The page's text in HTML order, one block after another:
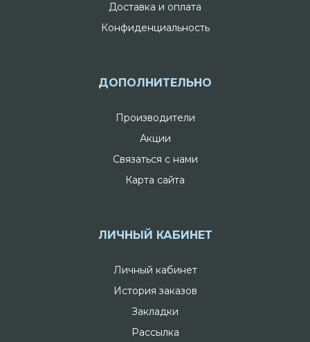
Доставка и оплата
Конфиденциальность
ДОПОЛНИТЕЛЬНО
Производители
Акции
Связаться с нами
Карта сайта
ЛИЧНЫЙ КАБИНЕТ
Личный кабинет
История заказов
Закладки
Рассылка